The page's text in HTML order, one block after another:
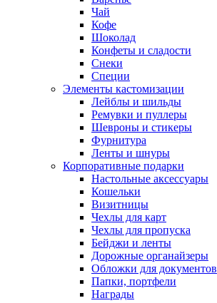
Чай
Кофе
Шоколад
Конфеты и сладости
Снеки
Специи
Элементы кастомизации
Лейблы и шильды
Ремувки и пуллеры
Шевроны и стикеры
Фурнитура
Ленты и шнуры
Корпоративные подарки
Настольные аксессуары
Кошельки
Визитницы
Чехлы для карт
Чехлы для пропуска
Бейджи и ленты
Дорожные органайзеры
Обложки для документов
Папки, портфели
Награды